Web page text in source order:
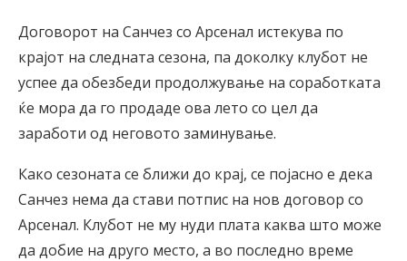
Договорот на Санчез со Арсенал истекува по
крајот на следната сезона, па доколку клубот не
успее да обезбеди продолжување на соработката
ќе мора да го продаде ова лето со цел да
заработи од неговото заминување.
Како сезоната се ближи до крај, се појасно е дека
Санчез нема да стави потпис на нов договор со
Арсенал. Клубот не му нуди плата каква што може
да добие на друго место, а во последно време